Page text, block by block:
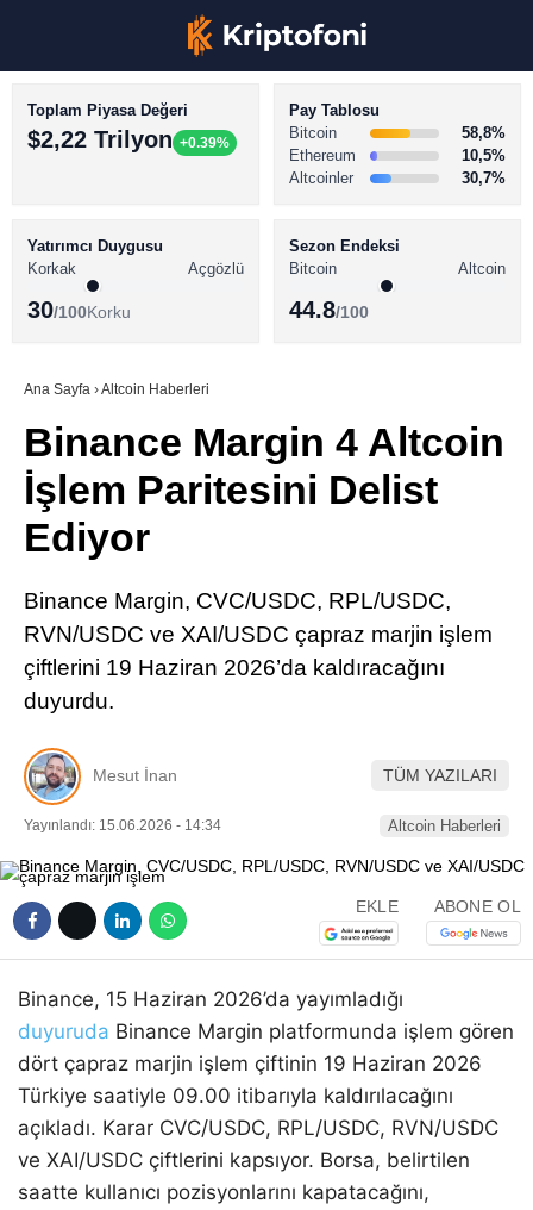
Youtube
TikTok
LinkedIn
BİTCOİN HABERLERİ
ALTCOİN HABERLERİ
SÖZLÜK
Toplam Piyasa Değeri
$2,22 Trilyon +0.39%
Pay Tablosu
Bitcoin
58,8%
Ethereum
10,5%
Altcoinler
30,7%
Yatırımcı Duygusu
Korkak
Açgözlü
30/100Korku
Sezon Endeksi
Bitcoin
Altcoin
44.8/100
Ana Sayfa ›Altcoin Haberleri
Binance Margin 4 Altcoin
İşlem Paritesini Delist
Ediyor
Binance Margin, CVC/USDC, RPL/USDC,
RVN/USDC ve XAI/USDC çapraz marjin işlem
çiftlerini 19 Haziran 2026’da kaldıracağını
duyurdu.
Mesut İnan TÜM YAZILARI
Yayınlandı: 15.06.2026 - 14:34 Altcoin Haberleri
EKLE ABONE OL
Binance, 15 Haziran 2026’da yayımladığı
duyuruda Binance Margin platformunda işlem gören
dört çapraz marjin işlem çiftinin 19 Haziran 2026
Türkiye saatiyle 09.00 itibarıyla kaldırılacağını
açıkladı. Karar CVC/USDC, RPL/USDC, RVN/USDC
ve XAI/USDC çiftlerini kapsıyor. Borsa, belirtilen
saatte kullanıcı pozisyonlarını kapatacağını,